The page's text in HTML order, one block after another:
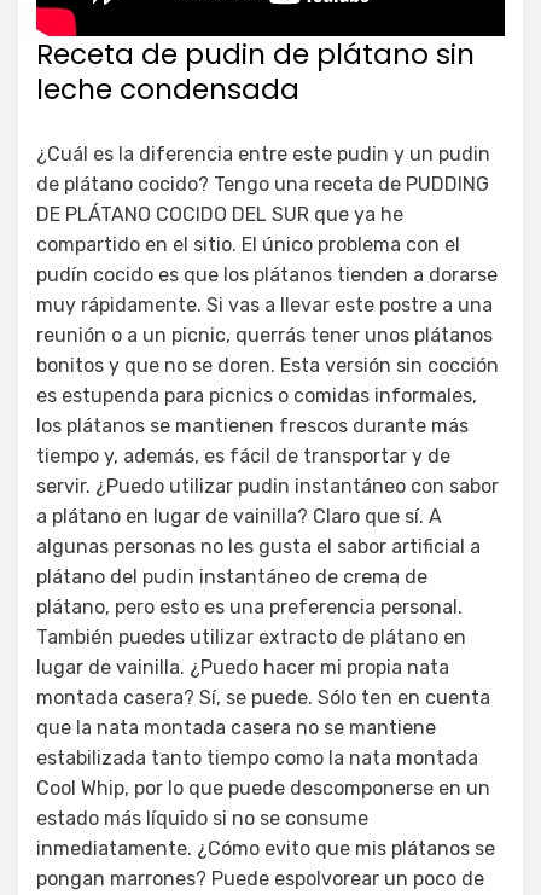
Receta de pudin de plátano sin
leche condensada
¿Cuál es la diferencia entre este pudin y un pudin
de plátano cocido? Tengo una receta de PUDDING
DE PLÁTANO COCIDO DEL SUR que ya he
compartido en el sitio. El único problema con el
pudín cocido es que los plátanos tienden a dorarse
muy rápidamente. Si vas a llevar este postre a una
reunión o a un picnic, querrás tener unos plátanos
bonitos y que no se doren. Esta versión sin cocción
es estupenda para picnics o comidas informales,
los plátanos se mantienen frescos durante más
tiempo y, además, es fácil de transportar y de
servir. ¿Puedo utilizar pudin instantáneo con sabor
a plátano en lugar de vainilla? Claro que sí. A
algunas personas no les gusta el sabor artificial a
plátano del pudin instantáneo de crema de
plátano, pero esto es una preferencia personal.
También puedes utilizar extracto de plátano en
lugar de vainilla. ¿Puedo hacer mi propia nata
montada casera? Sí, se puede. Sólo ten en cuenta
que la nata montada casera no se mantiene
estabilizada tanto tiempo como la nata montada
Cool Whip, por lo que puede descomponerse en un
estado más líquido si no se consume
inmediatamente. ¿Cómo evito que mis plátanos se
pongan marrones? Puede espolvorear un poco de